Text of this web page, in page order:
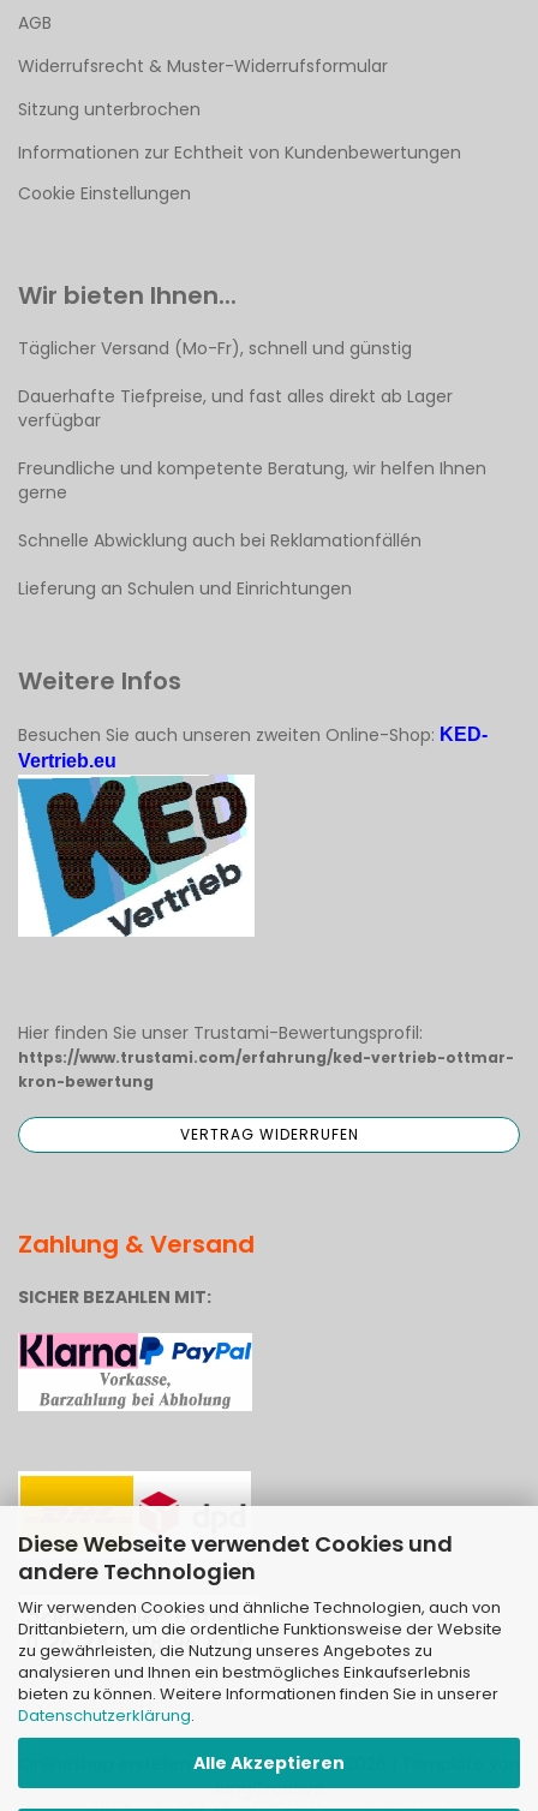
Diese Webseite verwendet Cookies und
andere Technologien
Wir verwenden Cookies und ähnliche Technologien, auch von
Drittanbietern, um die ordentliche Funktionsweise der Website
zu gewährleisten, die Nutzung unseres Angebotes zu
analysieren und Ihnen ein bestmögliches Einkaufserlebnis
bieten zu können. Weitere Informationen finden Sie in unserer
Datenschutzerklärung.
Alle Akzeptieren
AGB
Widerrufsrecht & Muster-Widerrufsformular
Sitzung unterbrochen
Informationen zur Echtheit von Kundenbewertungen
Cookie Einstellungen
Wir bieten Ihnen...
Täglicher Versand (Mo-Fr), schnell und günstig
Dauerhafte Tiefpreise, und fast alles direkt ab Lager
verfügbar
Freundliche und kompetente Beratung, wir helfen Ihnen
gerne
Schnelle Abwicklung auch bei Reklamationfällén
Lieferung an Schulen und Einrichtungen
Weitere Infos
Besuchen Sie auch unseren zweiten Online-Shop: KED-
Vertrieb.eu
Hier finden Sie unser Trustami-Bewertungsprofil:
https://www.trustami.com/erfahrung/ked-vertrieb-ottmar-
kron-bewertung
Zahlung & Versand
SICHER BEZAHLEN MIT:
mit Gambio.de © 2026 | Template von
JungCreative.